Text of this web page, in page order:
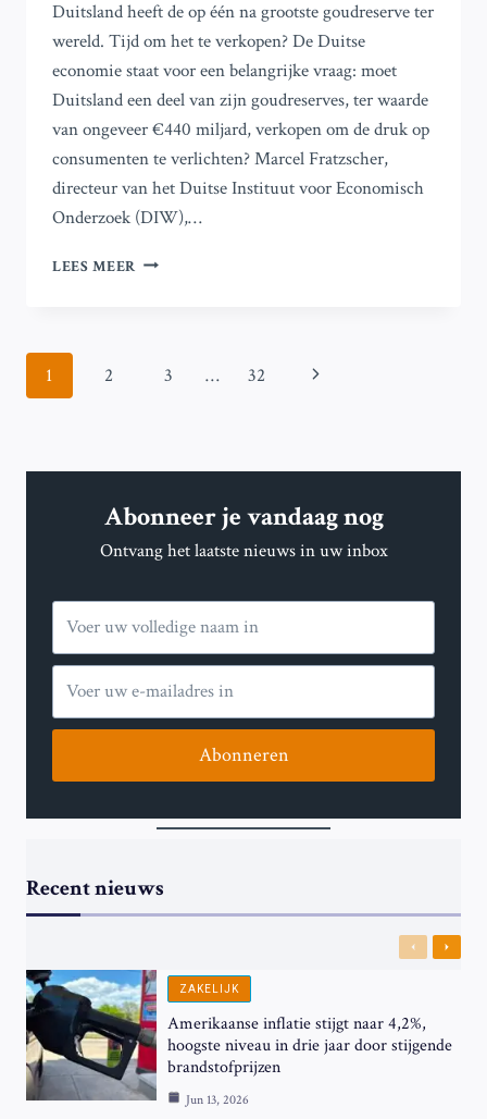
Duitsland heeft de op één na grootste goudreserve ter
wereld. Tijd om het te verkopen? De Duitse
economie staat voor een belangrijke vraag: moet
Duitsland een deel van zijn goudreserves, ter waarde
van ongeveer €440 miljard, verkopen om de druk op
consumenten te verlichten? Marcel Fratzscher,
directeur van het Duitse Instituut voor Economisch
Onderzoek (DIW),…
LEES MEER DUITSLAND
WERELD:
HET
OM
TE
VERZILVEREN?
Paginanavigatie
1 2 3 … 32
Volgende
Abonneer je vandaag nog
Ontvang het laatste nieuws in uw inbox
Abonneren
Recent nieuws
Previous
Next
ZAKELIJK
Amerikaanse inflatie stijgt naar 4,2%,
hoogste niveau in drie jaar door stijgende
brandstofprijzen
Jun 13, 2026